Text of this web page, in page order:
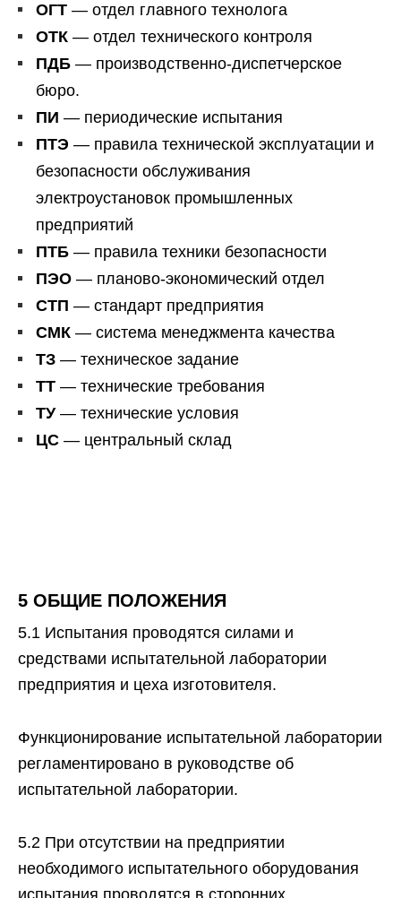
ОГТ — отдел главного технолога
ОТК — отдел технического контроля
ПДБ — производственно-диспетчерское
бюро.
ПИ — периодические испытания
ПТЭ — правила технической эксплуатации и
безопасности обслуживания
электроустановок промышленных
предприятий
ПТБ — правила техники безопасности
ПЭО — планово-экономический отдел
СТП — стандарт предприятия
СМК — система менеджмента качества
ТЗ — техническое задание
ТТ — технические требования
ТУ— технические условия
ЦС — центральный склад
5 ОБЩИЕ ПОЛОЖЕНИЯ
5.1 Испытания проводятся силами и
средствами испытательной лаборатории
предприятия и цеха изготовителя.
Функционирование испытательной лаборатории
регламентировано в руководстве об
испытательной лаборатории.
5.2 При отсутствии на предприятии
необходимого испытательного оборудования
испытания проводятся в сторонних